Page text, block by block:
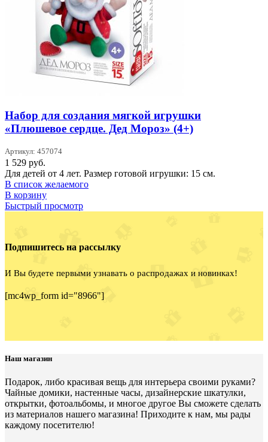
Набор для создания мягкой игрушки
«Плюшевое сердце. Дед Мороз» (4+)
Артикул: 457074
1 529 руб.
Для детей от 4 лет. Размер готовой игрушки: 15 см.
В список желаемого
В корзину
Быстрый просмотр
Подпишитесь на рассылку
И Вы будете первыми узнавать о распродажах и новинках!
[mc4wp_form id="8966"]
Наш магазин
Подарок, либо красивая вещь для интерьера своими руками?
Чайные домики, настенные часы, дизайнерские шкатулки,
открытки, фотоальбомы, и многое другое Вы сможете сделать
из материалов нашего магазина! Приходите к нам, мы рады
каждому посетителю!